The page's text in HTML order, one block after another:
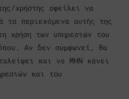
χρήστης οφείλει να
τα περιεχόμενα αυτής της
χρήση των υπηρεσιών του
Αν δεν συμφωνεί, θα
και να ΜΗΝ κάνει
και του